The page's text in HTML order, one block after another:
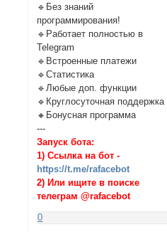
🔹Без знаний
программирования!
🔹Работает полностью в
Telegram
🔹Встроенные платежи
🔹Статистика
🔹Любые доп. функции
🔹Круглосуточная поддержка
🔸Бонусная программа
---
Запуск бота:
1) Ссылка на бот -
https://t.me/rafacebot
2) Или ищите в поиске
телеграм @rafacebot
0